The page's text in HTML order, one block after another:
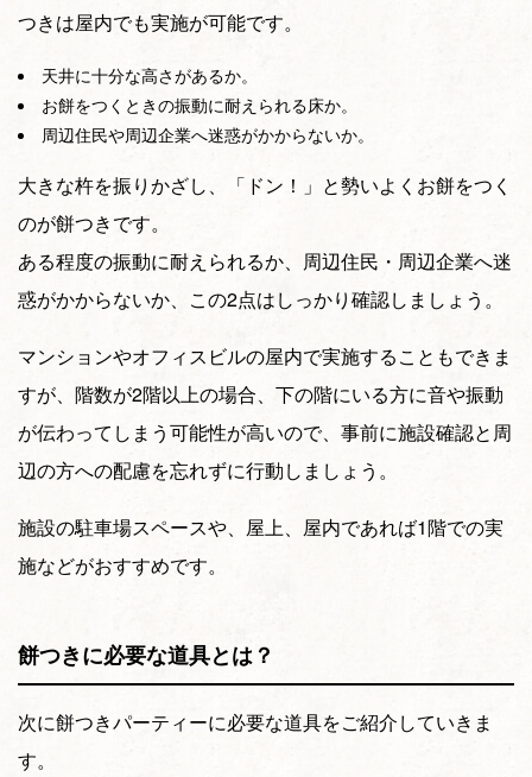
つきは屋内でも実施が可能です。
天井に十分な高さがあるか。
お餅をつくときの振動に耐えられる床か。
周辺住民や周辺企業へ迷惑がかからないか。
大きな杵を振りかざし、「ドン！」と勢いよくお餅をつく
のが餅つきです。
ある程度の振動に耐えられるか、周辺住民・周辺企業へ迷
惑がかからないか、この2点はしっかり確認しましょう。
マンションやオフィスビルの屋内で実施することもできま
すが、階数が2階以上の場合、下の階にいる方に音や振動
が伝わってしまう可能性が高いので、事前に施設確認と周
辺の方への配慮を忘れずに行動しましょう。
施設の駐車場スペースや、屋上、屋内であれば1階での実
施などがおすすめです。
餅つきに必要な道具とは？
次に餅つきパーティーに必要な道具をご紹介していきま
す。